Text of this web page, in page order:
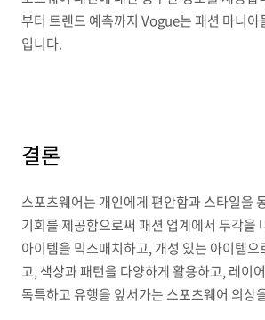
부터 트렌드 예측까지 Vogue는 패션 마니아
입니다.
결론
스포츠웨어는 개인에게 편안함과 스타일을
기회를 제공함으로써 패션 업계에서 두각을
아이템을 믹스매치하고, 개성 있는 아이템
고, 색상과 패턴을 다양하게 활용하고, 레이
독특하고 유행을 앞서가는 스포츠웨어 의상